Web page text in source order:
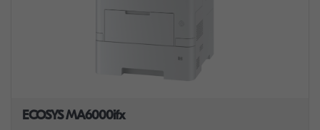
ECOSYS MA6000ifx